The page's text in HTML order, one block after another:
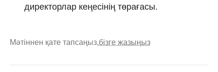
директорлар кеңесінің төрағасы.
Мәтіннен қате тапсаңыз,бізге жазыңыз